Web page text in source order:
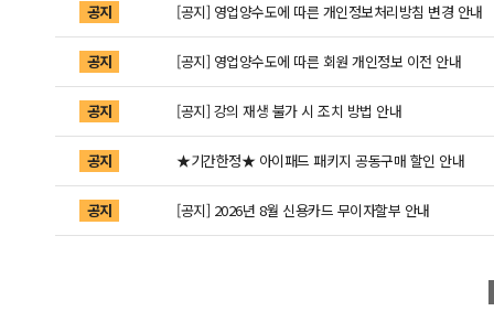
공지 [공지] 영업양수도에 따른 개인정보처리방침 변경 안내
공지 [공지] 영업양수도에 따른 회원 개인정보 이전 안내
공지 [공지] 강의 재생 불가 시 조치 방법 안내
공지 ★기간한정★ 아이패드 패키지 공동구매 할인 안내
공지 [공지] 2026년 8월 신용카드 무이자할부 안내